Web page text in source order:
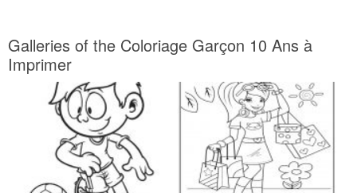
Galleries of the Coloriage Garçon 10 Ans à
Imprimer